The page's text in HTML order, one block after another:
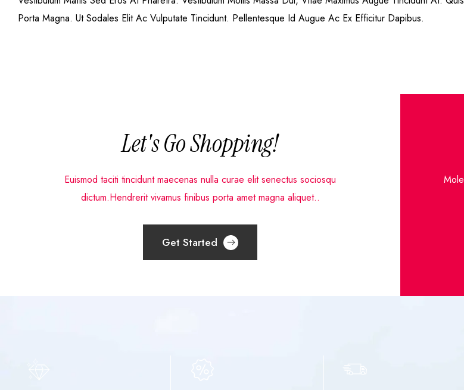
Porta Magna. Ut Sodales Elit Ac Vulputate Tincidunt. Pellentesque Id Augue Ac Ex Efficitur Dapibus.
Let's Go Shopping!
Euismod taciti tincidunt maecenas nulla curae elit senectus sociosqu
dictum.Hendrerit vivamus finibus porta amet magna aliquet..
Get Started